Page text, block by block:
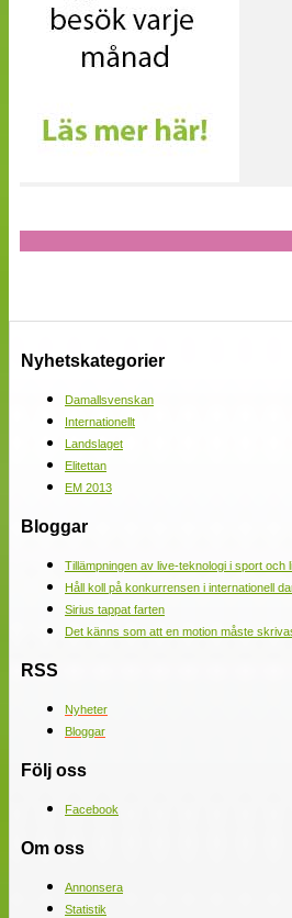
Nyhetskategorier
Damallsvenskan
Internationellt
Landslaget
Elitettan
EM 2013
Bloggar
Tillämpningen av live-teknologi i sport
Håll koll på konkurrensen i internationell
Sirius tappat farten
Det känns som att en motion måste
RSS
Nyheter
Bloggar
Följ oss
Facebook
Om oss
Annonsera
Statistik